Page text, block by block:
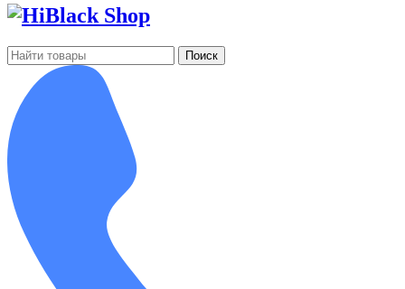
Поиск